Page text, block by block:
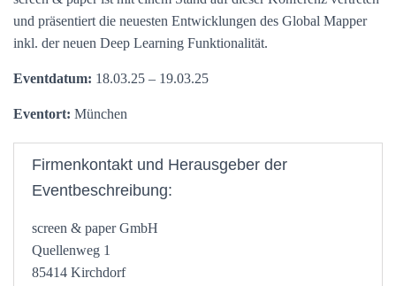
und präsentiert die neuesten Entwicklungen des Global Mapper
inkl. der neuen Deep Learning Funktionalität.
Eventdatum: 18.03.25 – 19.03.25
Eventort: München
Firmenkontakt und Herausgeber der
Eventbeschreibung:
screen & paper GmbH
Quellenweg 1
85414 Kirchdorf